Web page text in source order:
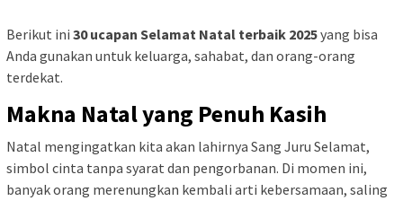
Berikut ini 30 ucapan Selamat Natal terbaik 2025yang bisa
Anda gunakan untuk keluarga, sahabat, dan orang-orang
terdekat.
Makna Natal yang Penuh Kasih
Natal mengingatkan kita akan lahirnya Sang Juru Selamat,
simbol cinta tanpa syarat dan pengorbanan. Di momen ini,
banyak orang merenungkan kembali arti kebersamaan, saling